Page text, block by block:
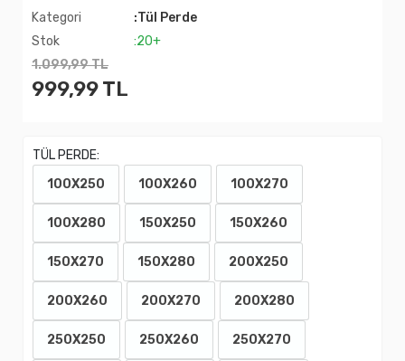
Kategori
:Tül Perde
Stok
:20+
1.099,99 TL
999,99 TL
TÜL PERDE:
100X250
100X260 100X270
100X280 150X250 150X260
150X270 150X280 200X250
200X260 200X270 200X280
250X250 250X260 250X270